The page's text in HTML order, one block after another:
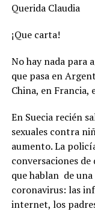
Querida Claudia
¡Que carta!
No hay nada para
que pasa en
China, en Francia,
En Suecia recién
sexuales contra
aumento. La
conversaciones
que hablan de
coronavirus: las
internet, los